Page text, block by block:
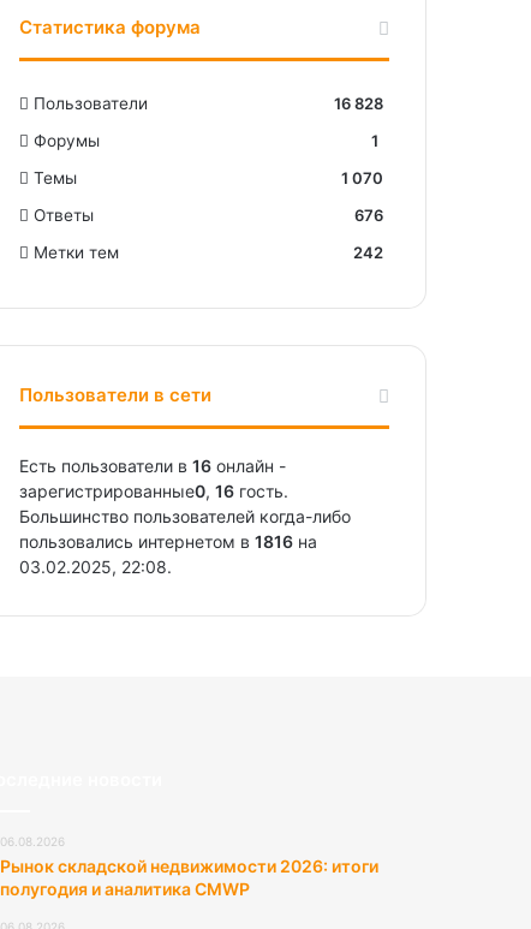
Статистика форума
Пользователи
16 828
Форумы
1
Темы
1 070
Ответы
676
Метки тем
242
Пользователи в сети
Есть пользователи в16 онлайн -
зарегистрированные0,16 гость.
Большинство пользователей когда-либо
пользовались интернетом в1816 на
03.02.2025, 22:08.
06.08.2026
Рынок складской недвижимости 2026: итоги
полугодия и аналитика CMWP